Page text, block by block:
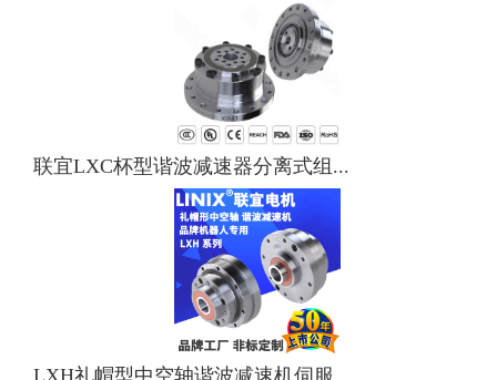
联宜LXC杯型谐波减速器分离式组...
LXH礼帽型中空轴谐波减速机伺服...